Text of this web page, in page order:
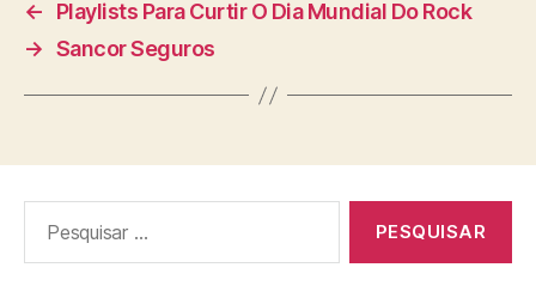
←
Playlists Para Curtir O Dia Mundial Do Rock
→ Sancor Seguros
por: